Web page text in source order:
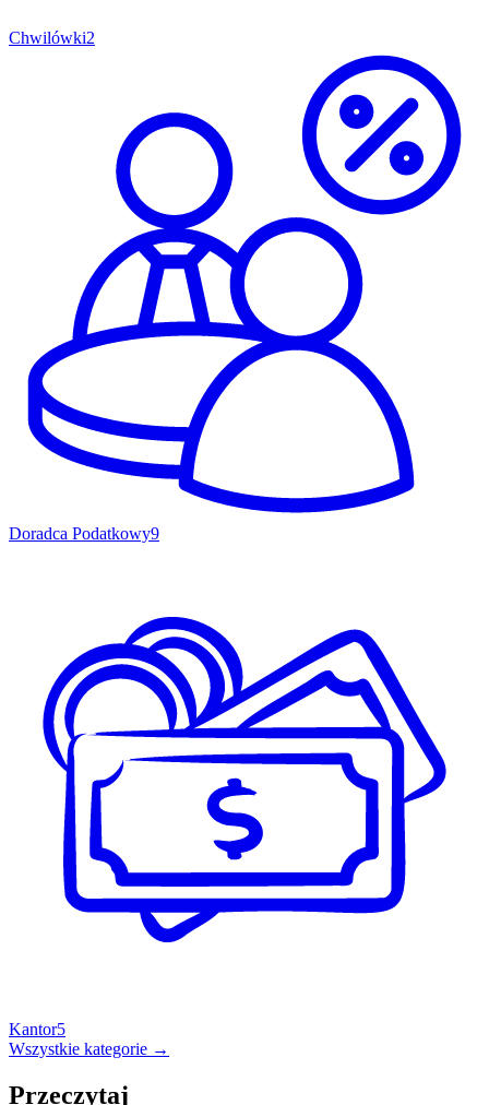
Chwilówki2
Doradca Podatkowy9
Kantor5
Wszystkie kategorie →
Przeczytaj